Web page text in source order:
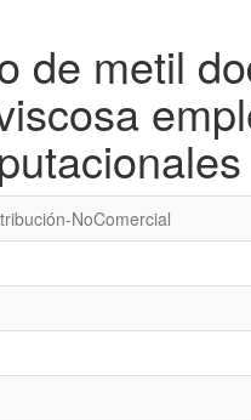
de metil
NoComercial